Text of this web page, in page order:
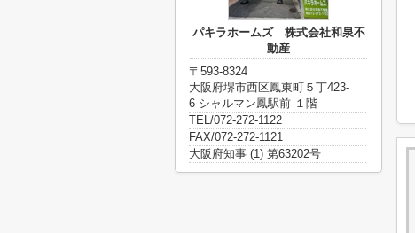
パキラホームズ 株式会社和泉不
動産
〒593-8324
大阪府堺市西区鳳東町５丁423-
6 シャルマン鳳駅前 １階
TEL/072-272-1122
FAX/072-272-1121
大阪府知事 (1) 第63202号